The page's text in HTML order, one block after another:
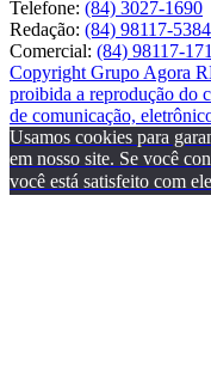
Telefone: (84) 3027-1690
Redação: (84) 98117-5384
Comercial: (84) 98117-
Copyright Grupo Agora
proibida a reprodução do
de comunicação,
Usamos cookies para
em nosso site. Se você
você está satisfeito com